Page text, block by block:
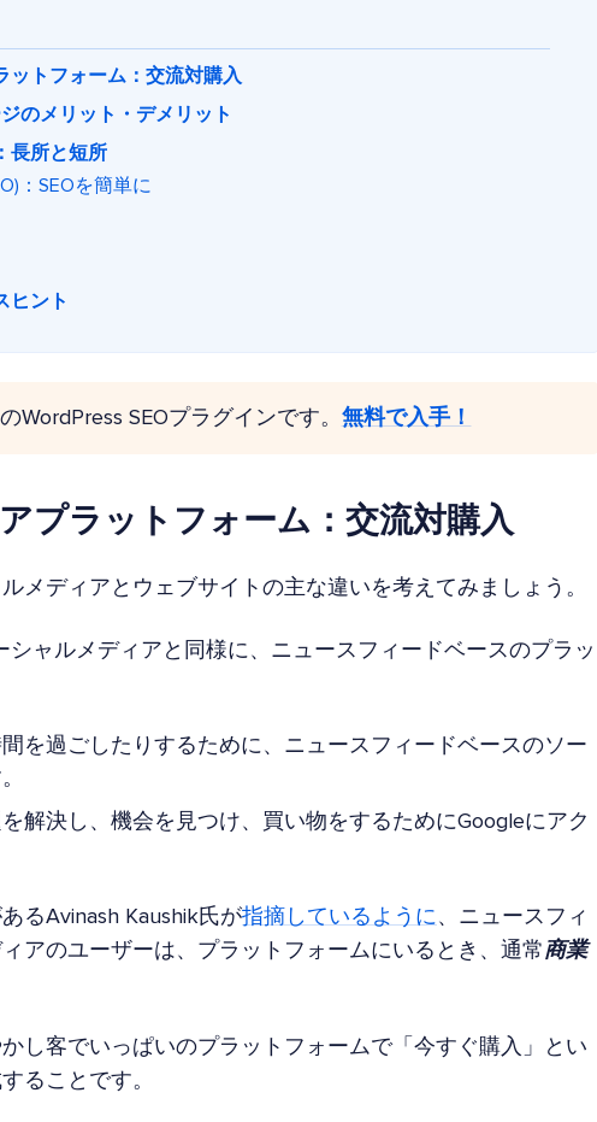
ットフォーム：交流対購入
のメリット・デメリット
長所と短所
：SEOを簡単に
ヒント
WordPress SEOプラグインです。 無料で入手！
プラットフォーム：交流対購入
メディアとウェブサイトの主な違いを考えてみましょう。
シャルメディアと同様に、ニュースフィードベースのプラッ
間を過ごしたりするために、ニュースフィードベースのソー
解決し、機会を見つけ、買い物をするためにGoogleにアク
るAvinash Kaushik氏が指摘しているように、ニュースフィ
アのユーザーは、プラットフォームにいるとき、通常商業
し客でいっぱいのプラットフォームで「今すぐ購入」とい
ることです。